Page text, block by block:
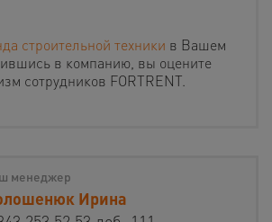
строительной техники в Вашем
в компанию, вы оцените
сотрудников FORTRENT.
менеджер
Ирина